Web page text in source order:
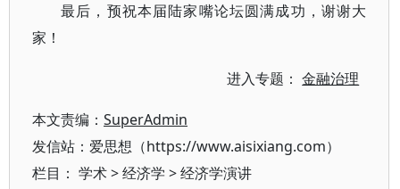
最后，预祝本届陆家嘴论坛圆满成功，谢谢大
家！
进入专题：金融治理
本文责编： SuperAdmin
发信站：爱思想（https://www.aisixiang.com）
栏目： 学术>经济学 >经济学演讲